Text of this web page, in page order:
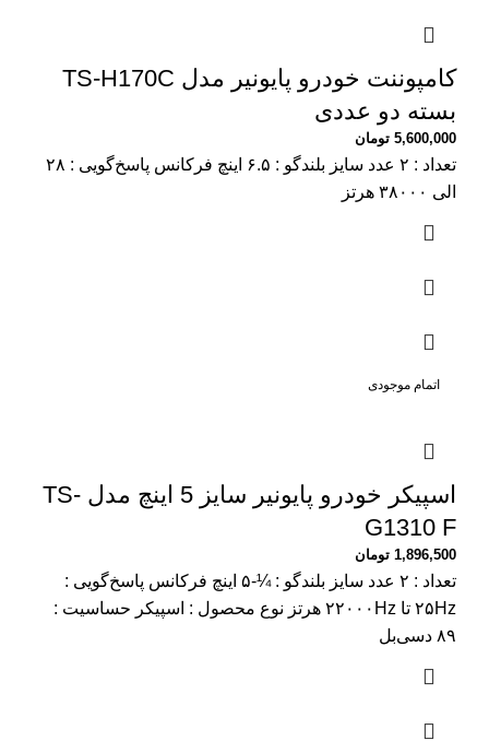
کامپوننت خودرو پایونیر مدل TS-H170C
بسته دو عددی
5,600,000 تومان
تعداد : ۲ عدد سایز بلندگو : ۶.۵ اینچ فرکانس پاسخ‌گویی : ۲۸
الی ۳۸۰۰۰ هرتز
اتمام موجودی
اسپیکر خودرو پایونیر سایز 5 اینچ مدل TS-
G1310 F
1,896,500 تومان
تعداد : ۲ عدد سایز بلندگو : ¼-۵ اینچ فرکانس پاسخ‌گویی :
۲۵Hz تا ۲۲۰۰۰Hz هرتز نوع محصول : اسپیکر حساسیت :
۸۹ دسی‌بل